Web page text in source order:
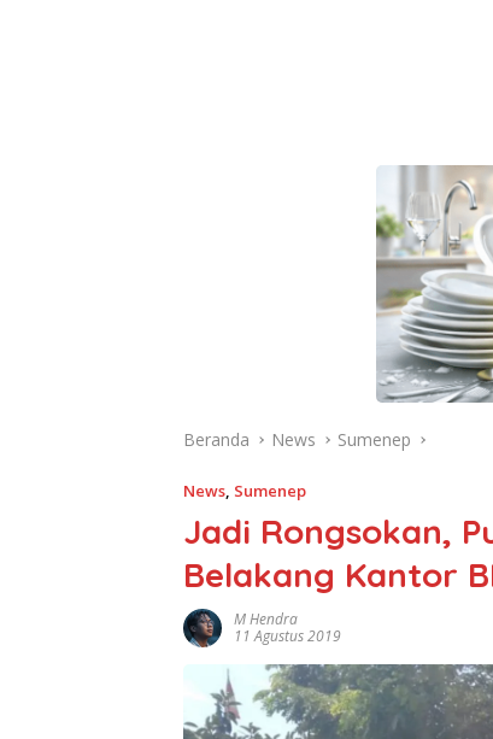
Beranda News Sumenep
News, Sumenep
Jadi Rongsokan,
Belakang Kantor
M Hendra
11 Agustus 2019